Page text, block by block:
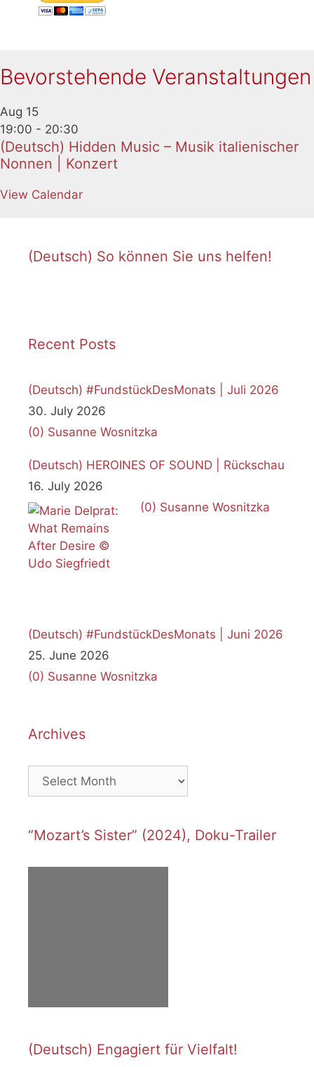
Bevorstehende Veranstaltungen
Aug 15
19:00 - 20:30
(Deutsch) Hidden Music – Musik italienischer
Nonnen | Konzert
View Calendar
(Deutsch) So können Sie uns helfen!
Recent Posts
(Deutsch) #FundstückDesMonats | Juli 2026
30. July 2026
(0) Susanne Wosnitzka
(Deutsch) HEROINES OF SOUND | Rückschau
16. July 2026
(0) Susanne Wosnitzka
(Deutsch) #FundstückDesMonats | Juni 2026
25. June 2026
(0) Susanne Wosnitzka
Archives
Archives
“Mozart’s Sister” (2024), Doku-Trailer
(Deutsch) Engagiert für Vielfalt!